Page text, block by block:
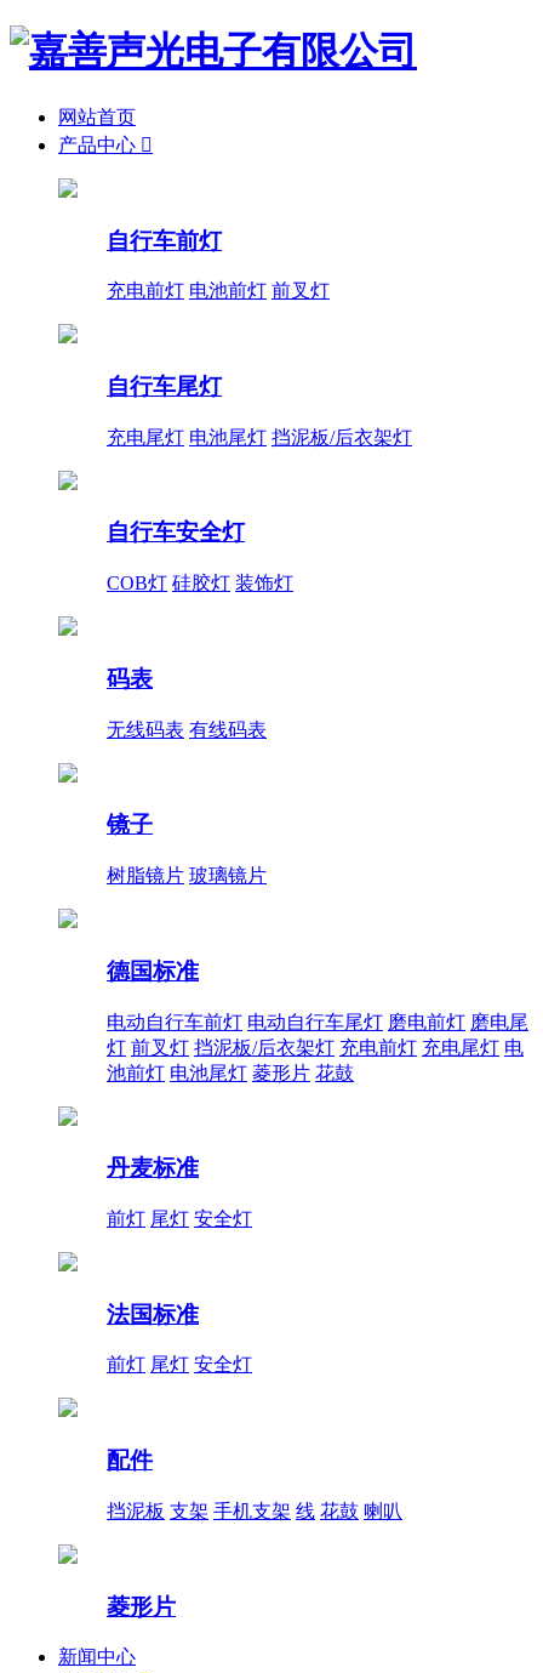
网站首页
产品中心 
自行车前灯
充电前灯 电池前灯 前叉灯
自行车尾灯
充电尾灯 电池尾灯 挡泥板/后衣架灯
自行车安全灯
COB灯 硅胶灯 装饰灯
码表
无线码表 有线码表
镜子
树脂镜片 玻璃镜片
德国标准
电动自行车前灯 电动自行车尾灯 磨电前灯 磨电尾
灯 前叉灯 挡泥板/后衣架灯 充电前灯 充电尾灯 电
池前灯 电池尾灯 菱形片 花鼓
丹麦标准
前灯 尾灯 安全灯
法国标准
前灯 尾灯 安全灯
配件
挡泥板 支架 手机支架 线 花鼓 喇叭
菱形片
新闻中心